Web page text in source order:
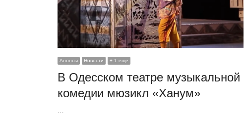
Анонсы Новости + 1 еще
В Одесском театре музыкальной
комедии мюзикл «Ханум»